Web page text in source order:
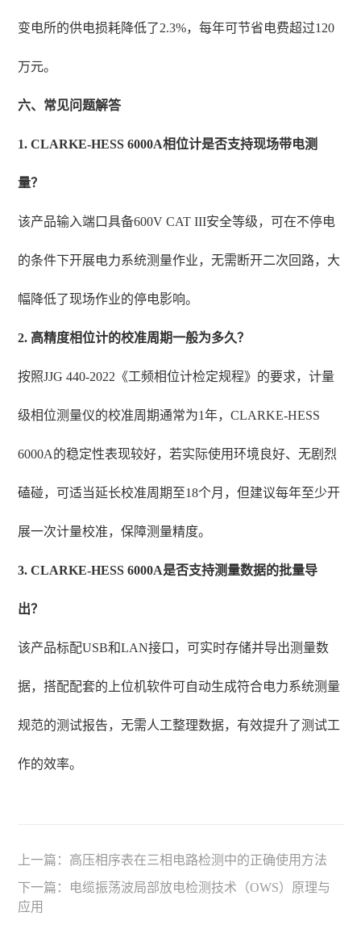
变电所的供电损耗降低了2.3%，每年可节省电费超过120
万元。
六、常见问题解答
1. CLARKE-HESS 6000A相位计是否支持现场带电测
量？
该产品输入端口具备600V CAT III安全等级，可在不停电
的条件下开展电力系统测量作业，无需断开二次回路，大
幅降低了现场作业的停电影响。
2. 高精度相位计的校准周期一般为多久？
按照JJG 440-2022《工频相位计检定规程》的要求，计量
级相位测量仪的校准周期通常为1年，CLARKE-HESS
6000A的稳定性表现较好，若实际使用环境良好、无剧烈
磕碰，可适当延长校准周期至18个月，但建议每年至少开
展一次计量校准，保障测量精度。
3. CLARKE-HESS 6000A是否支持测量数据的批量导
出？
该产品标配USB和LAN接口，可实时存储并导出测量数
据，搭配配套的上位机软件可自动生成符合电力系统测量
规范的测试报告，无需人工整理数据，有效提升了测试工
作的效率。
上一篇： 高压相序表在三相电路检测中的正确使用方法
下一篇： 电缆振荡波局部放电检测技术（OWS）原理与
应用